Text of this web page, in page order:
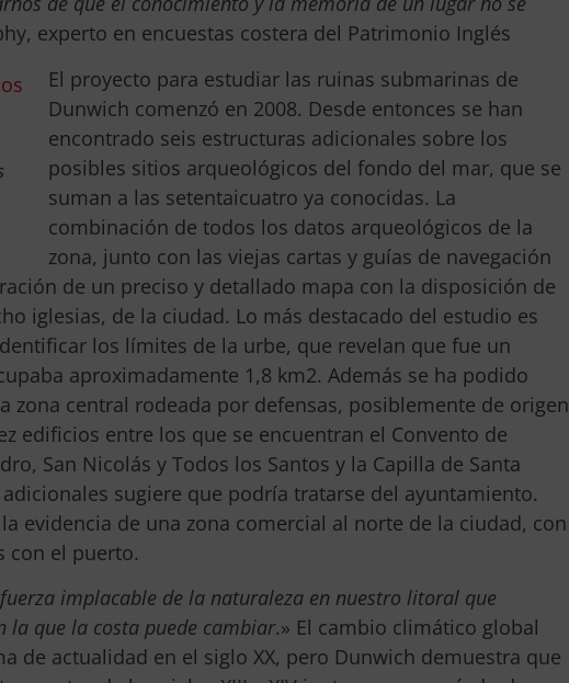
experto en encuestas costera del Patrimonio Inglés
El proyecto para estudiar las ruinas submarinas de
Dunwich comenzó en 2008. Desde entonces se han
encontrado seis estructuras adicionales sobre los
posibles sitios arqueológicos del fondo del mar, que se
suman a las setentaicuatro ya conocidas. La
combinación de todos los datos arqueológicos de la
zona, junto con las viejas cartas y guías de navegación
de un preciso y detallado mapa con la disposición de
iglesias, de la ciudad. Lo más destacado del estudio es
los límites de la urbe, que revelan que fue un
aproximadamente 1,8 km2. Además se ha podido
zona central rodeada por defensas, posiblemente de origen
edificios entre los que se encuentran el Convento de
San Nicolás y Todos los Santos y la Capilla de Santa
sugiere que podría tratarse del ayuntamiento.
evidencia de una zona comercial al norte de la ciudad, con
con el puerto.
implacable de la naturaleza en nuestro litoral que
la que la costa puede cambiar.» El cambio climático global
de actualidad en el siglo XX, pero Dunwich demuestra que